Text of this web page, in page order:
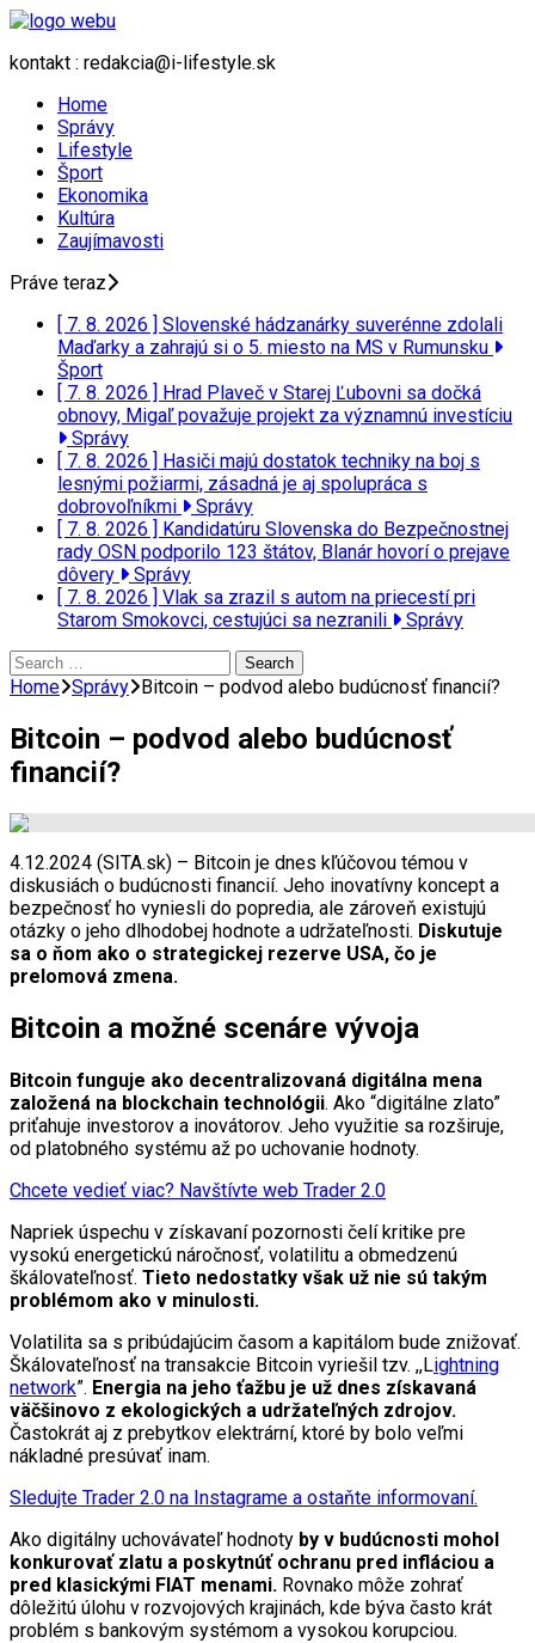
kontakt : redakcia@i-lifestyle.sk
Home
Správy
Lifestyle
Šport
Ekonomika
Kultúra
Zaujímavosti
Práve teraz
[ 7. 8. 2026 ] Slovenské hádzanárky suverénne zdolali
Maďarky a zahrajú si o 5. miesto na MS v Rumunsku
Šport
[ 7. 8. 2026 ] Hrad Plaveč v Starej Ľubovni sa dočká
obnovy, Migaľ považuje projekt za významnú investíciu
Správy
[ 7. 8. 2026 ] Hasiči majú dostatok techniky na boj s
lesnými požiarmi, zásadná je aj spolupráca s
dobrovoľníkmi
Správy
[ 7. 8. 2026 ] Kandidatúru Slovenska do Bezpečnostnej
rady OSN podporilo 123 štátov, Blanár hovorí o prejave
dôvery
Správy
[ 7. 8. 2026 ] Vlak sa zrazil s autom na priecestí pri
Starom Smokovci, cestujúci sa nezranili
Správy
Search
for:
Home Správy Bitcoin – podvod alebo budúcnosť financií?
Bitcoin – podvod alebo budúcnosť
financií?
4.12.2024 (SITA.sk) – Bitcoin je dnes kľúčovou témou v
diskusiách o budúcnosti financií. Jeho inovatívny koncept a
bezpečnosť ho vyniesli do popredia, ale zároveň existujú
otázky o jeho dlhodobej hodnote a udržateľnosti. Diskutuje
sa o ňom ako o strategickej rezerve USA, čo je
prelomová zmena.
Bitcoin a možné scenáre vývoja
Bitcoin funguje ako decentralizovaná digitálna mena
založená na blockchain technológii. Ako “digitálne zlato”
priťahuje investorov a inovátorov. Jeho využitie sa rozširuje,
od platobného systému až po uchovanie hodnoty.
Chcete vedieť viac? Navštívte web Trader 2.0
Napriek úspechu v získavaní pozornosti čelí kritike pre
vysokú energetickú náročnosť, volatilitu a obmedzenú
škálovateľnosť. Tieto nedostatky však už nie sú takým
problémom ako v minulosti.
Volatilita sa s pribúdajúcim časom a kapitálom bude znižovať.
Škálovateľnosť na transakcie Bitcoin vyriešil tzv. ,,Lightning
network”. Energia na jeho ťažbu je už dnes získavaná
väčšinovo z ekologických a udržateľných zdrojov.
Častokrát aj z prebytkov elektrární, ktoré by bolo veľmi
nákladné presúvať inam.
Sledujte Trader 2.0 na Instagrame a ostaňte informovaní.
Ako digitálny uchovávateľ hodnoty by v budúcnosti mohol
konkurovať zlatu a poskytnúť ochranu pred infláciou a
pred klasickými FIAT menami. Rovnako môže zohrať
dôležitú úlohu v rozvojových krajinách, kde býva často krát
problém s bankovým systémom a vysokou korupciou.